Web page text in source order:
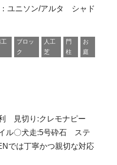
ユニソン/アルタ シャド
工
ブロッ
ク
人工
芝
門
柱
お
庭
見切り:クレモナピー
ル〇犬走:5号砕石 ステ
では丁寧かつ親切な対応